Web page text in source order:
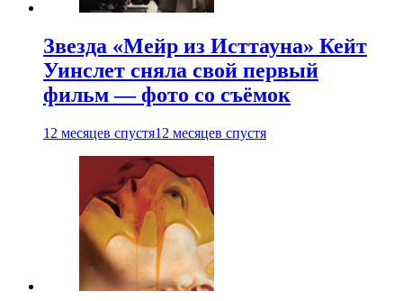
Звезда «Мейр из Исттауна» Кейт
Уинслет сняла свой первый
фильм — фото со съёмок
12 месяцев спустя12 месяцев спустя